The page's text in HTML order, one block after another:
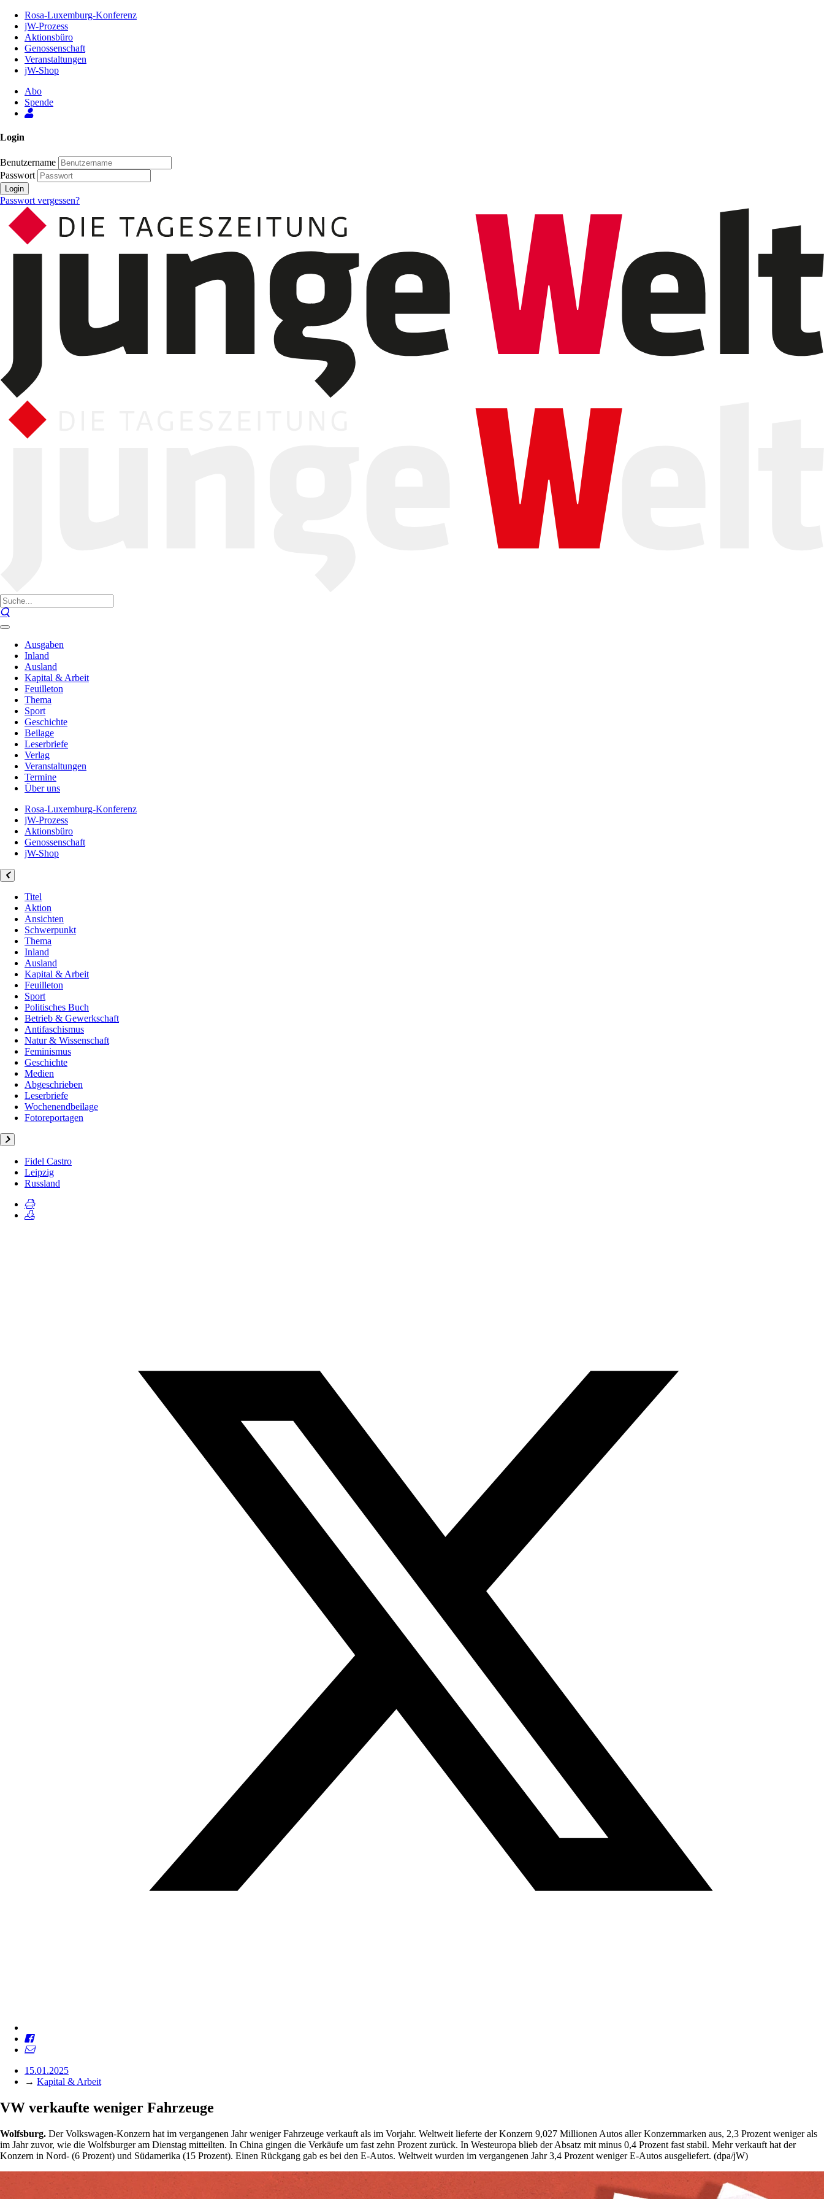
Inhalt
Seite
Rosa-Luxemburg-Konferenz
jW-Prozess
Aktionsbüro
Genossenschaft
Veranstaltungen
jW-Shop
Abo
Spende
Login
Benutzername
Passwort
Login
Passwort vergessen?
Ausgaben
Inland
Ausland
Kapital & Arbeit
Feuilleton
Thema
Sport
Geschichte
Beilage
Leserbriefe
Verlag
Veranstaltungen
Termine
Über uns
Rosa-Luxemburg-Konferenz
jW-Prozess
Aktionsbüro
Genossenschaft
jW-Shop
Titel
Aktion
Ansichten
Schwerpunkt
Thema
Inland
Ausland
Kapital & Arbeit
Feuilleton
Sport
Politisches Buch
Betrieb & Gewerkschaft
Antifaschismus
Natur & Wissenschaft
Feminismus
Geschichte
Medien
Abgeschrieben
Leserbriefe
Wochenendbeilage
Fotoreportagen
Fidel Castro
Leipzig
Russland
15.01.2025
→ Kapital & Arbeit
VW verkaufte weniger Fahrzeuge
Wolfsburg. Der Volkswagen-Konzern hat im vergangenen Jahr weniger Fahrzeuge verkauft als im Vorjahr. Weltweit lieferte der Konzern 9,027 Millionen Autos aller Konzernmarken aus, 2,3 Prozent weniger als
im Jahr zuvor, wie die Wolfsburger am Dienstag mitteilten. In China gingen die Verkäufe um fast zehn Prozent zurück. In Westeuropa blieb der Absatz mit minus 0,4 Prozent fast stabil. Mehr verkauft hat der
Konzern in Nord- (6 Prozent) und Südamerika (15 Prozent). Einen Rückgang gab es bei den E-Autos. Weltweit wurden im vergangenen Jahr 3,4 Prozent weniger E-Autos ausgeliefert. (dpa/jW)